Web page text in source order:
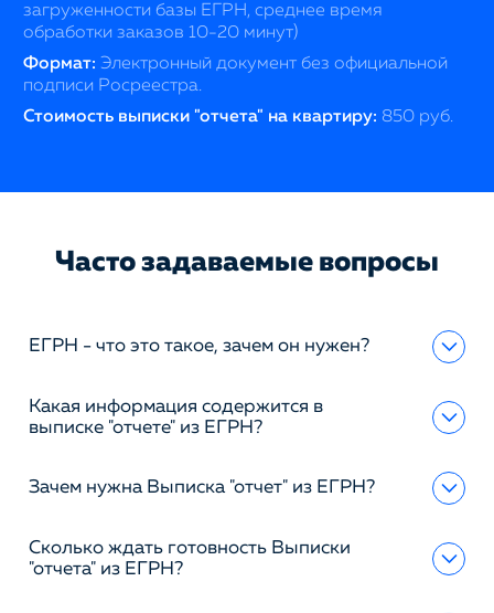
загруженности базы ЕГРН, среднее время
обработки заказов 10-20 минут)
Формат: Электронный документ без официальной
подписи Росреестра.
Стоимость выписки "отчета" на квартиру: 850 руб.
Часто задаваемые вопросы
ЕГРН - что это такое, зачем он нужен?
Какая информация содержится в
выписке "отчете" из ЕГРН?
Зачем нужна Выписка "отчет" из ЕГРН?
Сколько ждать готовность Выписки
"отчета" из ЕГРН?